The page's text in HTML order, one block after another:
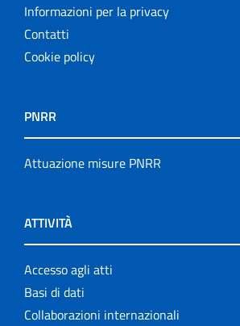
Informazioni per la privacy
Contatti
Cookie policy
PNRR
Attuazione misure PNRR
ATTIVITÀ
Accesso agli atti
Basi di dati
Collaborazioni internazionali